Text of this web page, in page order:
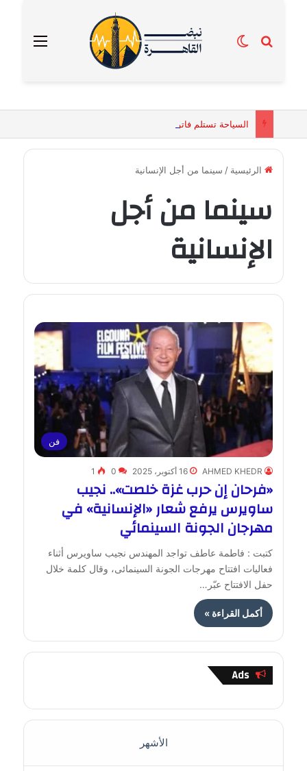
القائمة بحث عنالوضع المظلم
الرئيسية / سينما من أجل الإنسانية
سينما من أجل
الإنسانية
فن
AHMED KHEDR 16 أكتوبر، 2025 0
1
«فرحان إن حرب غزة خلصت».. نجيب
ساويرس يرفع شعار «الإنسانية» في
مهرجان الجونة السينمائي
كتبت : فاطمة عاطف تواجد المهندس نجيب ساويرس أثناء
فعاليات افتتاح مهرجات الجونة السينمائى، وقال كلمة خلال
حفل الافتتاح عبّر…
أكمل القراءة »
Ads
الأشهر